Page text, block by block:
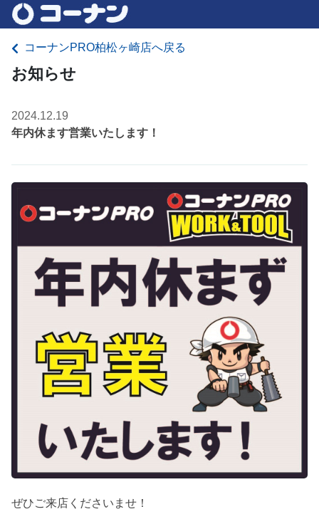
コーナンPRO柏松ヶ崎店へ戻る
お知らせ
2024.12.19
年内休ます営業いたします！
ぜひご来店くださいませ！